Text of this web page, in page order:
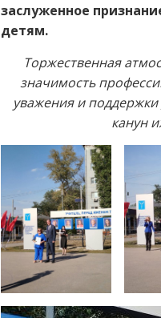
заслуженное
детям.
Торжественная
значимость
уважения и поддержки
канун